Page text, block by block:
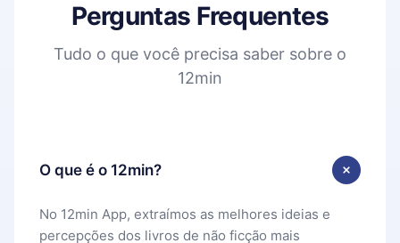
Perguntas Frequentes
Tudo o que você precisa saber sobre o
12min
O que é o 12min?
No 12min App, extraímos as melhores ideias e
percepções dos livros de não ficção mais